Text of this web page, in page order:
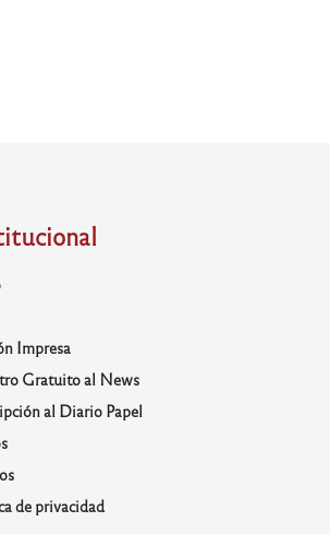
Impresa
Gratuito al News
al Diario Papel
de privacidad